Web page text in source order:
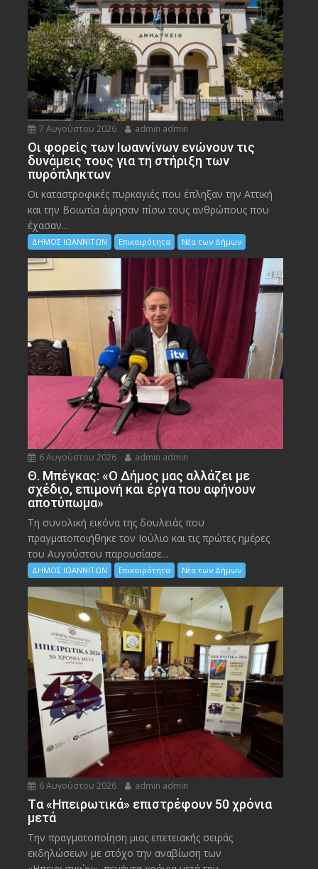
7 Αυγούστου 2026 admin admin
Οι φορείς των Ιωαννίνων ενώνουν τις
δυνάμεις τους για τη στήριξη των
πυρόπληκτων
Οι καταστροφικές πυρκαγιές που έπληξαν την Αττική
και την Bοιωτία άφησαν πίσω τους ανθρώπους που
έχασαν...
ΔΗΜΟΣ ΙΩΑΝΝΙΤΩΝ Επικαιρότητα Νέα των Δήμων
6 Αυγούστου 2026 admin admin
Θ. Μπέγκας: «Ο Δήμος μας αλλάζει με
σχέδιο, επιμονή και έργα που αφήνουν
αποτύπωμα»
Τη συνολική εικόνα της δουλειάς που
πραγματοποιήθηκε τον Ιούλιο και τις πρώτες ημέρες
του Αυγούστου παρουσίασε...
ΔΗΜΟΣ ΙΩΑΝΝΙΤΩΝ Επικαιρότητα Νέα των Δήμων
6 Αυγούστου 2026 admin admin
Tα «Ηπειρωτικά» επιστρέφουν 50 χρόνια
μετά
Την πραγματοποίηση μιας επετειακής σειράς
εκδηλώσεων με στόχο την αναβίωση των